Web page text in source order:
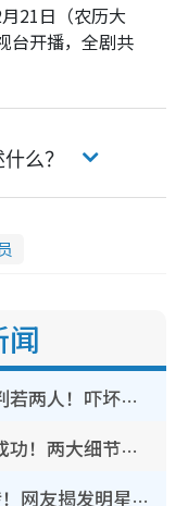
21日（农历大
台开播，全剧共
么？
简淑儿染金发剪短头发气质判若两人！吓坏老公麦大力都认不出：“你做什么？”
汤洛雯传终于有好消息造人成功！两大细节曝孕味极浓引猜测：大肚婆先会咁！
8大最没礼貌艺人名单被疯传！网友揭发明星真面目，一致数落这一位是无品天花板？